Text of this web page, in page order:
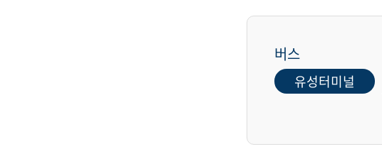
버스
유성터미널